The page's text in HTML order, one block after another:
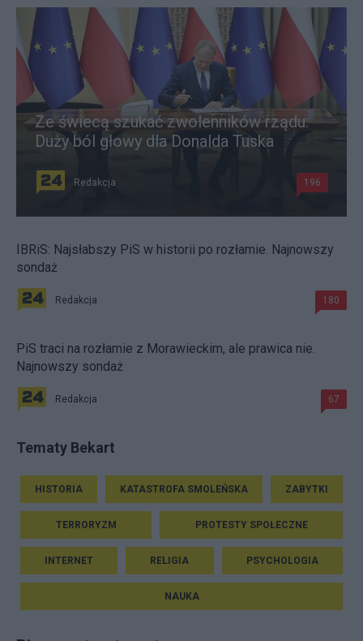
Ze świecą szukać zwolenników rządu.
Duży ból głowy dla Donalda Tuska
Redakcja 196
IBRiS: Najsłabszy PiS w historii po rozłamie. Najnowszy
sondaż
Redakcja 180
PiS traci na rozłamie z Morawieckim, ale prawica nie.
Najnowszy sondaż
Redakcja 67
Tematy Bekart
HISTORIA KATASTROFA SMOLEŃSKA ZABYTKI
TERRORYZM PROTESTY SPOŁECZNE
INTERNET RELIGIA PSYCHOLOGIA
NAUKA